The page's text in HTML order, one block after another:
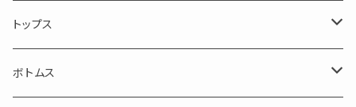
トップス
長袖
ボトムス